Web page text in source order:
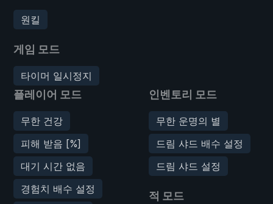
원킬
게임 모드
타이머 일시정지
플레이어 모드
무한 건강
피해 받음 [%]
대기 시간 없음
경험치 배수 설정
인벤토리 모드
무한 운명의 별
드림 샤드 배수 설정
드림 샤드 설정
적 모드